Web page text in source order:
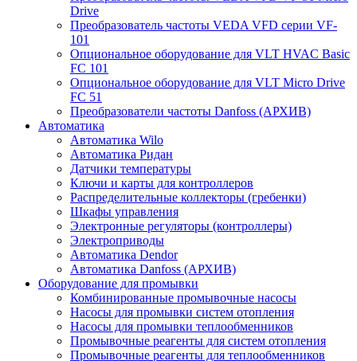
Drive
Преобразователь частоты VEDA VFD серии VF-
101
Опциональное оборудование для VLT HVAC Basic
FC 101
Опциональное оборудование для VLT Micro Drive
FC 51
Преобразователи частоты Danfoss (АРХИВ)
Автоматика
Автоматика Wilo
Автоматика Ридан
Датчики температуры
Ключи и карты для контроллеров
Распределительные коллекторы (гребенки)
Шкафы управления
Электронные регуляторы (контроллеры)
Электроприводы
Автоматика Dendor
Автоматика Danfoss (АРХИВ)
Оборудование для промывки
Комбинированные промывочные насосы
Насосы для промывки систем отопления
Насосы для промывки теплообменников
Промывочные реагенты для систем отопления
Промывочные реагенты для теплообменников